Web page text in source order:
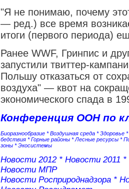
"Я не понимаю, почему
— ред.) все время
итоги (первого периода)
Ранее WWF, Гринпис и
запустили твиттер-
Польшу отказаться от
воздуха" — квот на
экономического спада в
Конференция ООН по
Биоразнообразие *Воздушная среда *Здоровье *
бедствия *Горные районы *Лесные ресурсы *
зоны *Экосистемы
Новости 2012* Новости 2011 *
Новости МПР
Новости Росприроднадзора*